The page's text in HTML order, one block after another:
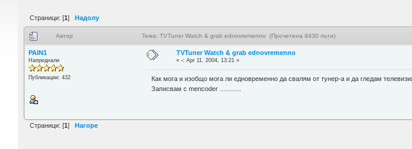
Страници: [1] Надолу
Автор Тема: TVTuner Watch & grab ednovremenno (Прочетена 8430 пъти)
PAIN1
Напреднали
Публикации: 432
TVTuner Watch & grab ednovremenno
«-: Apr 11, 2004, 13:21 »
Как мога и изобщо мога ли едновременно да свалям от тунер-а и да гледам
Записвам с mencoder ............
Страници: [1] Нагоре